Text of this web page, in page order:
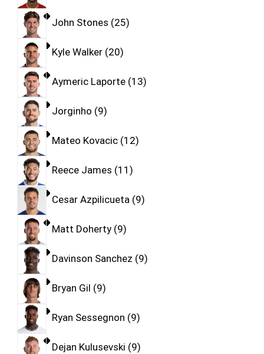
John Stones 25
Kyle Walker 20
Aymeric Laporte 13
Jorginho 9
Mateo Kovacic 12
Reece James 11
Cesar Azpilicueta 9
Matt Doherty 9
Davinson Sanchez 9
Bryan Gil 9
Ryan Sessegnon 9
Dejan Kulusevski 9